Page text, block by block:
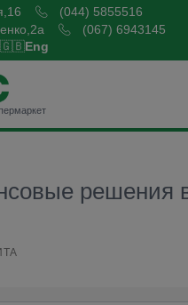
(044) 5855516
(067) 6943145
🇬🇧Eng
решения